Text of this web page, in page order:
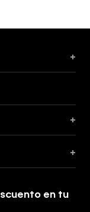
+
+
+
en tu